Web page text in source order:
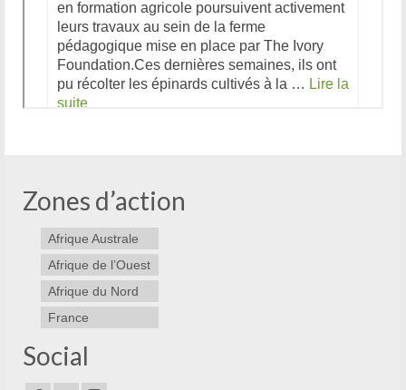
Zones d’action
Afrique Australe
Afrique de l’Ouest
Afrique du Nord
France
Social